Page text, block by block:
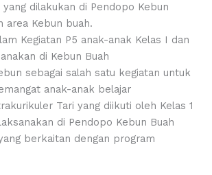
yang dilakukan di Pendopo Kebun
area Kebun buah.
Kegiatan P5 anak-anak Kelas I dan
di Kebun Buah
sebagai salah satu kegiatan untuk
anak-anak belajar
Tari yang diikuti oleh Kelas 1
di Pendopo Kebun Buah
berkaitan dengan program